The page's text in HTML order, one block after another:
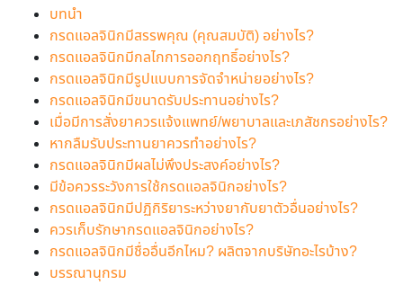
บทนำ
กรดแอลจินิกมีสรรพคุณ (คุณสมบัติ) อย่างไร?
กรดแอลจินิกมีกลไกการออกฤทธิ์อย่างไร?
กรดแอลจินิกมีรูปแบบการจัดจำหน่ายอย่างไร?
กรดแอลจินิกมีขนาดรับประทานอย่างไร?
เมื่อมีการสั่งยาควรแจ้งแพทย์/พยาบาลและเภสัชกรอย่างไร?
หากลืมรับประทานยาควรทำอย่างไร?
กรดแอลจินิกมีผลไม่พึงประสงค์อย่างไร?
มีข้อควรระวังการใช้กรดแอลจินิกอย่างไร?
กรดแอลจินิกมีปฏิกิริยาระหว่างยากับยาตัวอื่นอย่างไร?
ควรเก็บรักษากรดแอลจินิกอย่างไร?
กรดแอลจินิกมีชื่ออื่นอีกไหม? ผลิตจากบริษัทอะไรบ้าง?
บรรณานุกรม